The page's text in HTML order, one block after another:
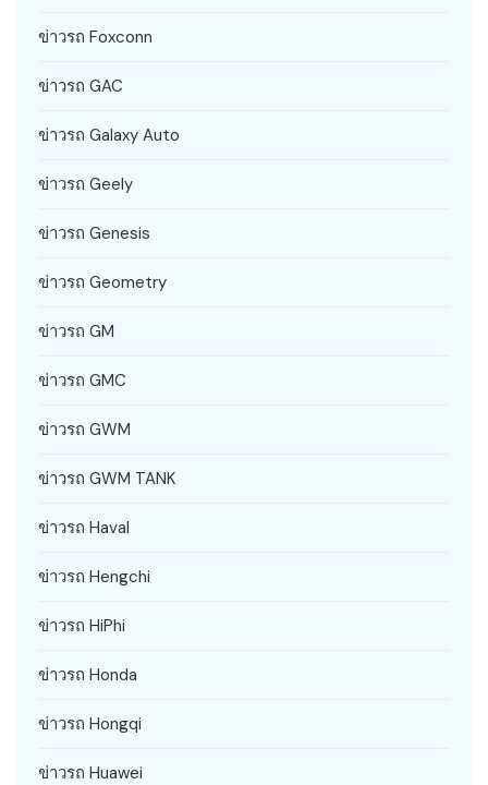
ข่าวรถ Foxconn
ข่าวรถ GAC
ข่าวรถ Galaxy Auto
ข่าวรถ Geely
ข่าวรถ Genesis
ข่าวรถ Geometry
ข่าวรถ GM
ข่าวรถ GMC
ข่าวรถ GWM
ข่าวรถ GWM TANK
ข่าวรถ Haval
ข่าวรถ Hengchi
ข่าวรถ HiPhi
ข่าวรถ Honda
ข่าวรถ Hongqi
ข่าวรถ Huawei